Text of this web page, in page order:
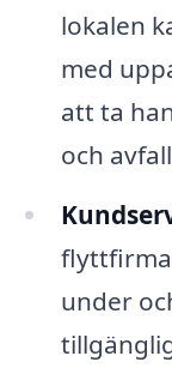
lokalen
med
att ta
och
under